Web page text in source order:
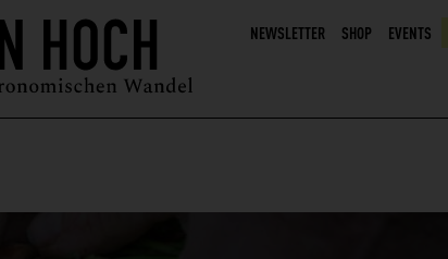
NEWSLETTER SHOP EVENTS
ÜBER UNS SYMPOSIUM